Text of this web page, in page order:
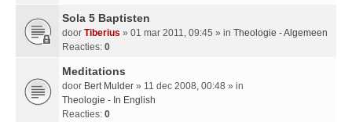
Sola 5 Baptisten
door Tiberius » 01 mar 2011, 09:45 » in Theologie - Algemeen
Reacties: 0
Meditations
door Bert Mulder » 11 dec 2008, 00:48 » in
Theologie - In English
Reacties: 0